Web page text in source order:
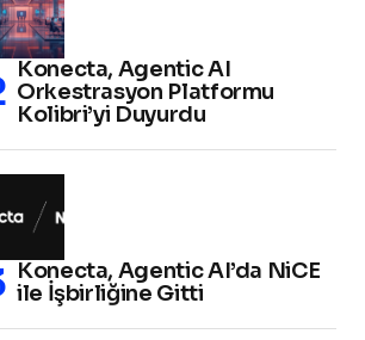
Konecta, Agentic AI
Orkestrasyon Platformu
Kolibri’yi Duyurdu
Konecta, Agentic AI’da NiCE
ile İşbirliğine Gitti